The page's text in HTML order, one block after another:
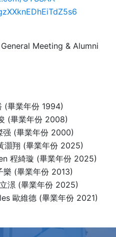
Meeting & Alumni
(畢業年份 1994)
(畢業年份 2008)
强 (畢業年份 2000)
灝翔 (畢業年份 2025)
程綺璇 (畢業年份 2025)
(畢業年份 2013)
澋 (畢業年份 2025)
歐維德 (畢業年份 2021)